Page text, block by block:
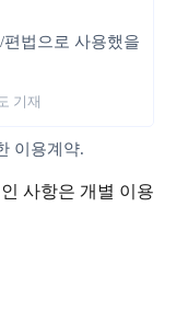
법으로 사용했을
기재
이용계약.
사항은 개별 이용